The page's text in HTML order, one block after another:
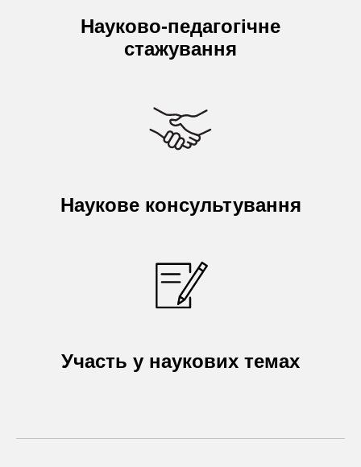
Науково-педагогічне
стажування
Наукове консультування
Участь у наукових темах